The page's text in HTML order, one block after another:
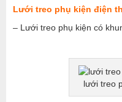
Lưới treo phụ kiện điện
– Lưới treo phụ kiện có
lưới treo